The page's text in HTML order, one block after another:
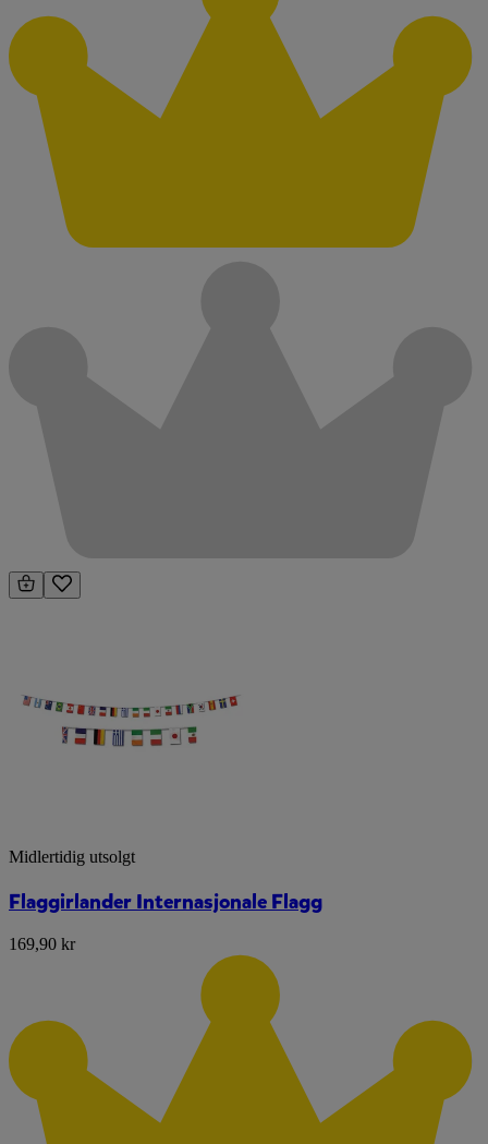
Midlertidig utsolgt
Flaggirlander Internasjonale Flagg
169,90 kr